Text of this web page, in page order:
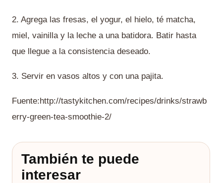
2. Agrega las fresas, el yogur, el hielo, té matcha,
miel, vainilla y la leche a una batidora. Batir hasta
que llegue a la consistencia deseado.
3. Servir en vasos altos y con una pajita.
Fuente:http://tastykitchen.com/recipes/drinks/strawb
erry-green-tea-smoothie-2/
También te puede
interesar